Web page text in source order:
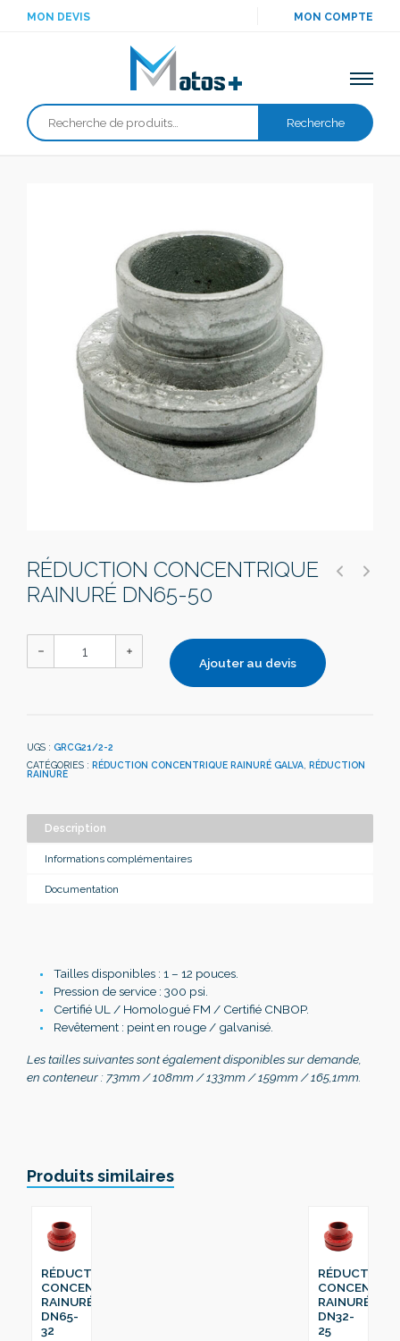
MON DEVIS MON COMPTE
Recherche
Recherche
RÉDUCTION CONCENTRIQUE
RAINURÉ DN65-50
Ajouter au devis
UGS : GRCG21/2-2
CATÉGORIES : RÉDUCTION CONCENTRIQUE RAINURÉ GALVA
RÉDUCTION
RAINURÉ
Description
Informations complémentaires
Documentation
Tailles disponibles : 1 – 12 pouces.
Pression de service : 300 psi.
Certifié UL / Homologué FM / Certifié CNBOP.
Revêtement : peint en rouge / galvanisé.
Les tailles suivantes sont également disponibles sur demande,
en conteneur : 73mm / 108mm / 133mm / 159mm / 165,1mm.
Produits similaires
RÉDUCTION
CONCENTRIQUE
RAINURÉ
DN65-
32
RÉDUCTION
RAINURÉ
DN32-
25